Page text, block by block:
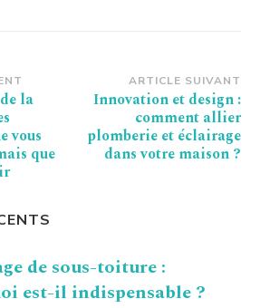
la
vous
que
ARTICLE SUIVANT
Innovation et design :
comment allier
plomberie et éclairage
dans votre maison ?
de sous-toiture :
est-il indispensable ?